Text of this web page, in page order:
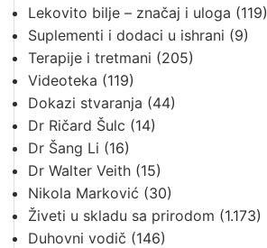
Lekovito bilje – značaj i uloga (119)
Suplementi i dodaci u ishrani (9)
Terapije i tretmani (205)
Videoteka (119)
Dokazi stvaranja (44)
Dr Ričard Šulc (14)
Dr Šang Li (16)
Dr Walter Veith (15)
Nikola Marković (30)
Živeti u skladu sa prirodom (1.173)
Duhovni vodič (146)